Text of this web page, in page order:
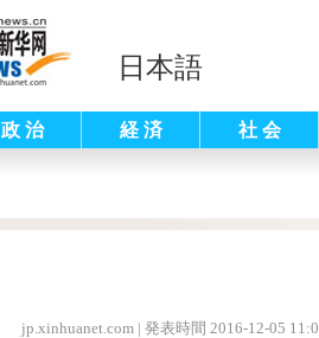
日本語
政 治 経 済 社 会
jp.xinhuanet.com | 発表時間 2016-12-05